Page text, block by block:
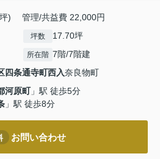
) 管理/共益費 22,000円
坪数 17.70坪
所在階 7階/7階建
四条通寺町西入奈良物町
河原町」駅 徒歩5分
」駅 徒歩8分
お問い合わせ